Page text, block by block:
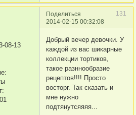
Поделиться
131
2014-02-15 00:32:08
08-13
Добрый вечер девочки. У
каждой из вас шикарные
коллекции тортиков,
такое разннообразие
рецептов!!!! Просто
восторг. Так сказать и
мне нужно
подтянутсяяяя...